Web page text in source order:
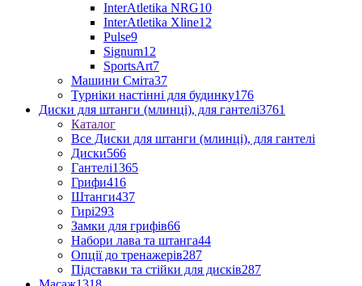
InterAtletika NRG10
InterAtletika Xline12
Pulse9
Signum12
SportsArt7
Машини Сміта37
Турніки настінні для будинку176
Диски для штанги (млинці), для гантелі3761
Каталог
Все Диски для штанги (млинці), для гантелі
Диски566
Гантелі1365
Грифи416
Штанги437
Гирі293
Замки для грифів66
Набори лава та штанга44
Опції до тренажерів287
Підставки та стійки для дисків287